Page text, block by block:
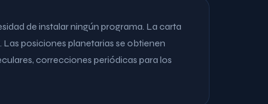
de instalar ningún programa. La carta
posiciones planetarias se obtienen
correcciones periódicas para los